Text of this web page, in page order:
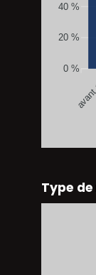
40 %
20 %
0 %
Type de